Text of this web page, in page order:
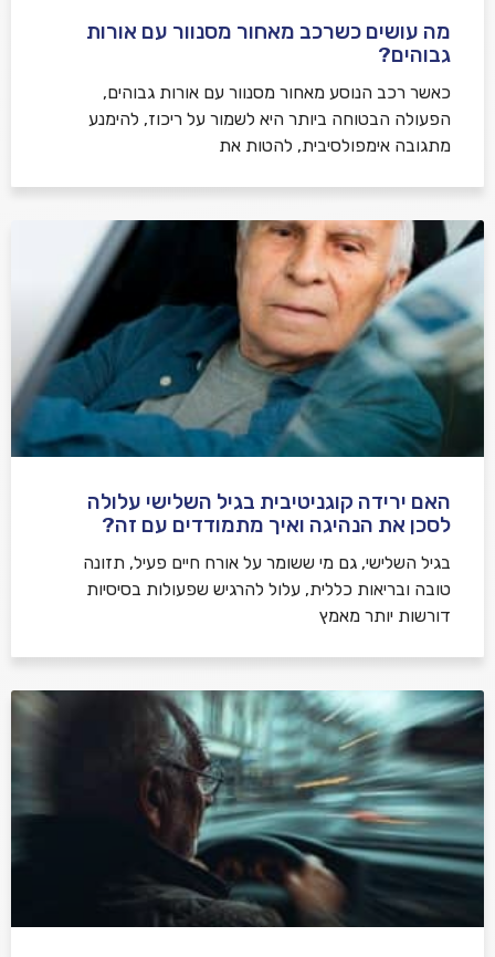
מה עושים כשרכב מאחור מסנוור עם אורות
גבוהים?
כאשר רכב הנוסע מאחור מסנוור עם אורות גבוהים,
הפעולה הבטוחה ביותר היא לשמור על ריכוז, להימנע
מתגובה אימפולסיבית, להטות את
האם ירידה קוגניטיבית בגיל השלישי עלולה
לסכן את הנהיגה ואיך מתמודדים עם זה?
בגיל השלישי, גם מי ששומר על אורח חיים פעיל, תזונה
טובה ובריאות כללית, עלול להרגיש שפעולות בסיסיות
דורשות יותר מאמץ